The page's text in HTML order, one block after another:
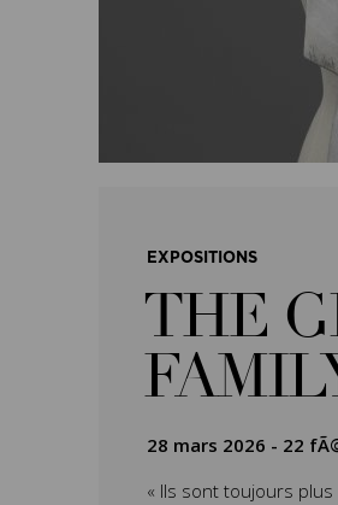
EXPOSITIONS
THE
28 mars 2026 - 22
« Ils sont toujours